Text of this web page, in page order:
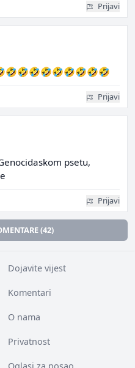
Prijavi
Prijavi
psetu,
Prijavi
(42)
Dojavite vijest
Komentari
O nama
Privatnost